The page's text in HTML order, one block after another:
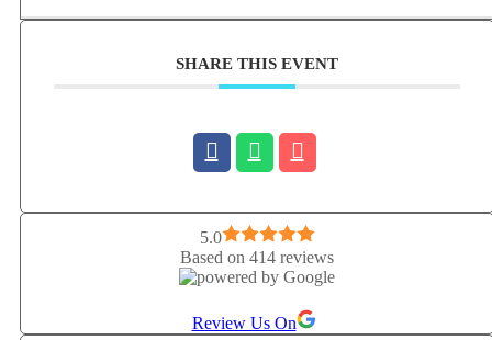
am simțit că am primit asta ca pe un cadou pe care vreau sa îl impart
SHARE THIS EVENT
5.0
Based on 414 reviews
Review Us On